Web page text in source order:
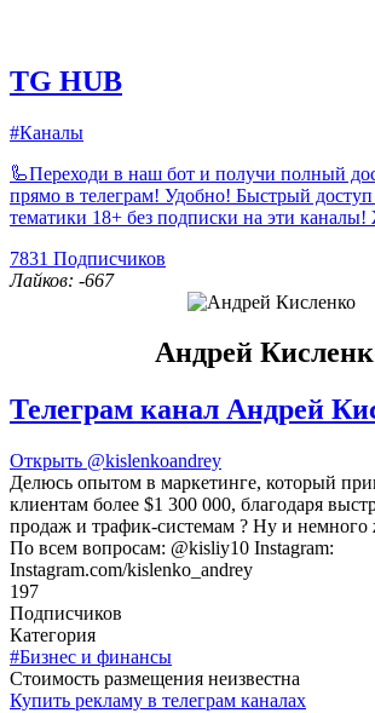
TG HUB
#Каналы
🦾Переходи в наш бот и получи полный
прямо в телеграм! Удобно! Быстрый
тематики 18+ без подписки на эти
7831 Подписчиков
Лайков: -667
Андрей
Телеграм канал Андрей
Открыть @kislenkoandrey
Делюсь опытом в маркетинге, который
клиентам более $1 300 000, благодаря
продаж и трафик-системам ? Ну и
По всем вопросам: @kisliy10 Instagram:
Instagram.com/kislenko_andrey
197
Подписчиков
Категория
#Бизнес и финансы
Cтоимость размещения неизвестна
Купить рекламу в телеграм каналах